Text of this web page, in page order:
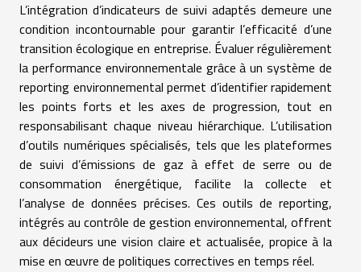
L’intégration d’indicateurs de suivi adaptés demeure une
condition incontournable pour garantir l’efficacité d’une
transition écologique en entreprise. Évaluer régulièrement
la performance environnementale grâce à un système de
reporting environnemental permet d’identifier rapidement
les points forts et les axes de progression, tout en
responsabilisant chaque niveau hiérarchique. L’utilisation
d’outils numériques spécialisés, tels que les plateformes
de suivi d’émissions de gaz à effet de serre ou de
consommation énergétique, facilite la collecte et
l’analyse de données précises. Ces outils de reporting,
intégrés au contrôle de gestion environnemental, offrent
aux décideurs une vision claire et actualisée, propice à la
mise en œuvre de politiques correctives en temps réel.